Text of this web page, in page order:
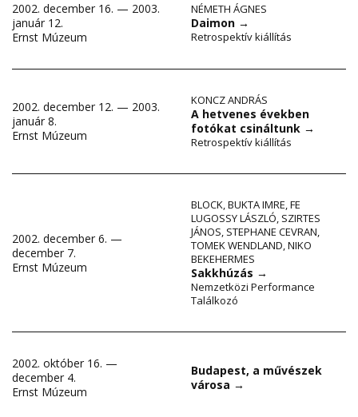
2002. december 16. — 2003.
január 12.
Ernst Múzeum
NÉMETH ÁGNES
Daimon →
Retrospektív kiállítás
2002. december 12. — 2003.
január 8.
Ernst Múzeum
KONCZ ANDRÁS
A hetvenes években
fotókat csináltunk →
Retrospektív kiállítás
2002. december 6. —
december 7.
Ernst Múzeum
BLOCK,BUKTA IMRE,FE
LUGOSSY LÁSZLÓ, SZIRTES
JÁNOS, STEPHANE CEVRAN,
TOMEK WENDLAND,NIKO
BEKEHERMES
Sakkhúzás →
Nemzetközi Performance
Találkozó
2002. október 16. —
december 4.
Ernst Múzeum
Budapest, a művészek
városa →